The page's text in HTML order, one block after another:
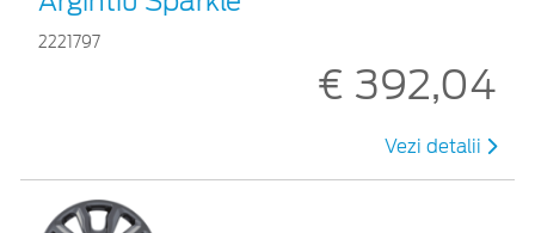
2221797
€ 392,04
Vezi detalii